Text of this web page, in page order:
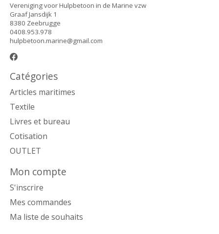
Vereniging voor Hulpbetoon in de Marine vzw
Graaf Jansdijk 1
8380 Zeebrugge
0408.953.978
hulpbetoon.marine@gmail.com
Catégories
Articles maritimes
Textile
Livres et bureau
Cotisation
OUTLET
Mon compte
S'inscrire
Mes commandes
Ma liste de souhaits